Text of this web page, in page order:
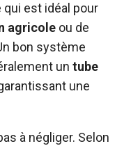
qui est idéal pour
agricole ou de
bon système
un tube
une
à négliger. Selon